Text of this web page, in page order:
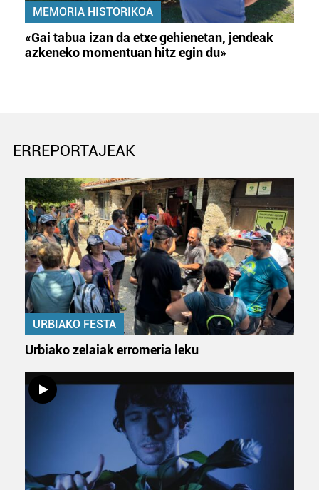
MEMORIA HISTORIKOA
«Gai tabua izan da etxe gehienetan, jendeak
azkeneko momentuan hitz egin du»
ERREPORTAJEAK
URBIAKO FESTA
Urbiako zelaiak erromeria leku